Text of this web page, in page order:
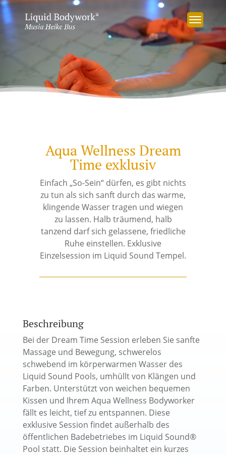
Aqua Wellness Dream
Time exklusiv
Einfach „So-Sein“ dürfen, es gibt nichts
zu tun als sich sanft durch das warme,
klingende Wasser tragen und wiegen
zu lassen. Halb träumend, halb
tanzend darf sich gelassene, friedliche
Ruhe einstellen. Exklusive
Einzelsession im Liquid Sound Tempel.
Beschreibung
Bei der Dream Time Session erleben Sie sanfte
Massage und Bewegung, schwerelos
schwebend im körperwarmen Wasser des
Liquid Sound Pools, umhüllt von Klängen und
Farben. Unterstützt von weichen bequemen
Kissen und Ihrem Aqua Wellness Bodyworker
fällt es leicht, tief zu entspannen. Diese
exklusive Session findet außerhalb des
öffentlichen Badebetriebes im Liquid Sound®
Pool statt. Die Session beinhaltet ein kurzes